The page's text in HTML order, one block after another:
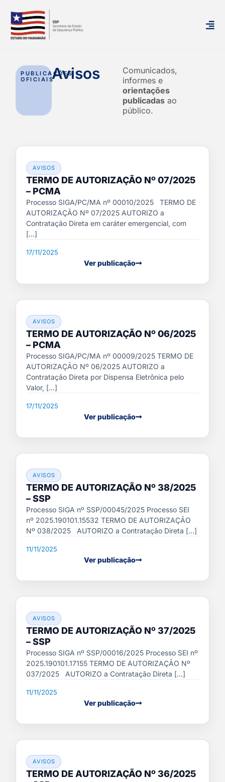
PUBLICAÇÕES
OFICIAISAvisos
Comunicados,
informes e
orientações
publicadas ao
público.
AVISOS
TERMO DE AUTORIZAÇÃO Nº 07/2025
– PCMA
Processo SIGA/PC/MA nº 00010/2025 TERMO DE
AUTORIZAÇÃO Nº 07/2025 AUTORIZO a
Contratação Direta em caráter emergencial, com
[...]
17/11/2025
Ver publicação
AVISOS
TERMO DE AUTORIZAÇÃO Nº 06/2025
– PCMA
Processo SIGA/PC/MA nº 00009/2025 TERMO DE
AUTORIZAÇÃO Nº 06/2025 AUTORIZO a
Contratação Direta por Dispensa Eletrônica pelo
Valor, [...]
17/11/2025
Ver publicação
AVISOS
TERMO DE AUTORIZAÇÃO Nº 38/2025
– SSP
Processo SIGA nº SSP/00045/2025 Processo SEI
nº 2025.190101.15532 TERMO DE AUTORIZAÇÃO
Nº 038/2025 AUTORIZO a Contratação Direta [...]
11/11/2025
Ver publicação
AVISOS
TERMO DE AUTORIZAÇÃO Nº 37/2025
– SSP
Processo SIGA nº SSP/00016/2025 Processo SEI nº
2025.190101.17155 TERMO DE AUTORIZAÇÃO Nº
037/2025 AUTORIZO a Contratação Direta [...]
11/11/2025
Ver publicação
AVISOS
TERMO DE AUTORIZAÇÃO Nº 36/2025